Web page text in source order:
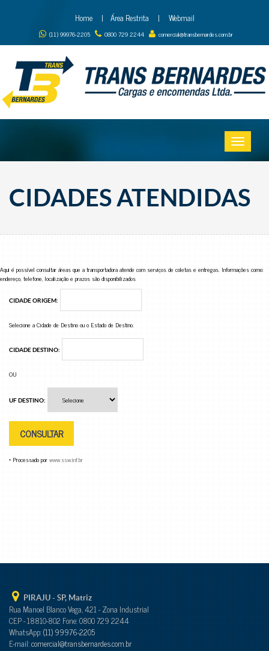
Home| Área Restrita | Webmail
(11) 99976-2205 0800 729 2244 comercial@transbernardes.com.br
CIDADES ATENDIDAS
Aqui é possível consultar áreas que a transportadora atende com serviços de coletas e entregas. Informações como:
endereço, telefone, localização e prazos são disponibilizados
CIDADE ORIGEM:
Selecione a Cidade de Destino ou o Estado de Destino.
CIDADE DESTINO:
OU
UF DESTINO:
* Processado porwww.ssw.inf.br
PIRAJU - SP, Matriz
Rua Manoel Blanco Vega, 421 - Zona Industrial
CEP - 18810-802 Fone: 0800 729 2244
WhatsApp:(11) 99976-2205
E-mail:comercial@transbernardes.com.br